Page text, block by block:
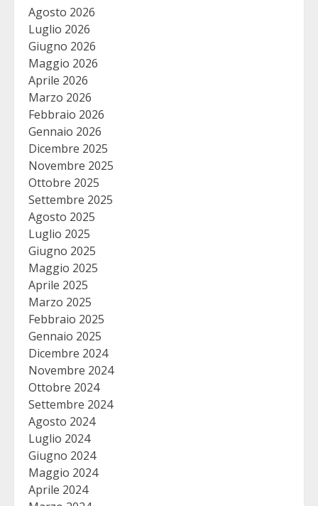
Agosto 2026
Luglio 2026
Giugno 2026
Maggio 2026
Aprile 2026
Marzo 2026
Febbraio 2026
Gennaio 2026
Dicembre 2025
Novembre 2025
Ottobre 2025
Settembre 2025
Agosto 2025
Luglio 2025
Giugno 2025
Maggio 2025
Aprile 2025
Marzo 2025
Febbraio 2025
Gennaio 2025
Dicembre 2024
Novembre 2024
Ottobre 2024
Settembre 2024
Agosto 2024
Luglio 2024
Giugno 2024
Maggio 2024
Aprile 2024